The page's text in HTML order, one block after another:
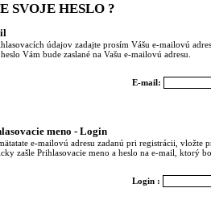
SVOJE HESLO ?
údajov zadajte prosím Vášu e-mailovú
Vám bude zaslané na Vašu e-mailovú adresu.
E-mail:
meno - Login
e-mailovú adresu zadanú pri registrácii, vložte
zašle Prihlasovacie meno a heslo na e-mail, ktorý
Login :